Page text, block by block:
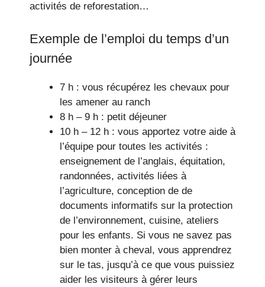
activités de reforestation…
Exemple de l’emploi du temps d’un
journée
7 h : vous récupérez les chevaux pour
les amener au ranch
8 h – 9 h : petit déjeuner
10 h – 12 h : vous apportez votre aide à
l’équipe pour toutes les activités :
enseignement de l’anglais, équitation,
randonnées, activités liées à
l’agriculture, conception de de
documents informatifs sur la protection
de l’environnement, cuisine, ateliers
pour les enfants. Si vous ne savez pas
bien monter à cheval, vous apprendrez
sur le tas, jusqu’à ce que vous puissiez
aider les visiteurs à gérer leurs